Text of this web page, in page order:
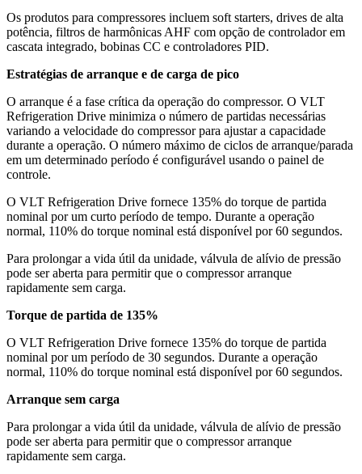
Os produtos para compressores incluem soft starters, drives de alta
potência, filtros de harmônicas AHF com opção de controlador em
cascata integrado, bobinas CC e controladores PID.
Estratégias de arranque e de carga de pico
O arranque é a fase crítica da operação do compressor. O VLT
Refrigeration Drive minimiza o número de partidas necessárias
variando a velocidade do compressor para ajustar a capacidade
durante a operação. O número máximo de ciclos de arranque/parada
em um determinado período é configurável usando o painel de
controle.
O VLT Refrigeration Drive fornece 135% do torque de partida
nominal por um curto período de tempo. Durante a operação
normal, 110% do torque nominal está disponível por 60 segundos.
Para prolongar a vida útil da unidade, válvula de alívio de pressão
pode ser aberta para permitir que o compressor arranque
rapidamente sem carga.
Torque de partida de 135%
O VLT Refrigeration Drive fornece 135% do torque de partida
nominal por um período de 30 segundos. Durante a operação
normal, 110% do torque nominal está disponível por 60 segundos.
Arranque sem carga
Para prolongar a vida útil da unidade, válvula de alívio de pressão
pode ser aberta para permitir que o compressor arranque
rapidamente sem carga.